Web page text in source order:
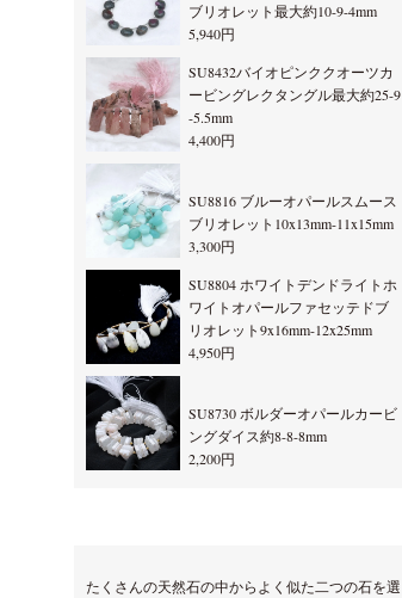
ブリオレット最大約10-9-4mm
5,940円
SU8432バイオピンククオーツカ
ービングレクタングル最大約25-9
-5.5mm
4,400円
SU8816 ブルーオパールスムース
ブリオレット10x13mm-11x15mm
3,300円
SU8804 ホワイトデンドライトホ
ワイトオパールファセッテドブ
リオレット9x16mm-12x25mm
4,950円
SU8730 ボルダーオパールカービ
ングダイス約8-8-8mm
2,200円
たくさんの天然石の中からよく似た二つの石を選